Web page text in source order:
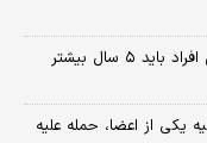
جزئیات صدور احکام بازنشستگی اعلام شد/ این افراد باید ۵ سال بیشتر
یکی از اعضا، حمله علیه